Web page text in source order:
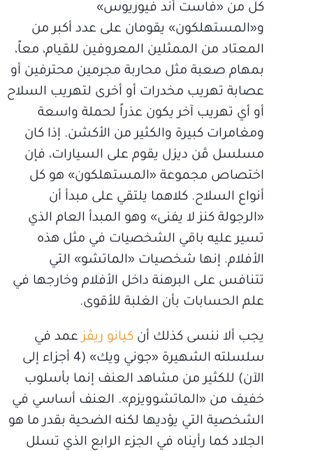
كل من «فاست أند فيوريوس»
و«المستهلكون» يقومان على عدد أكبر من
المعتاد من الممثلين المعروفين للقيام، معاً،
بمهام صعبة مثل محاربة مجرمين محترفين أو
عصابة تهريب مخدرات أو أخرى لتهريب السلاح
أو أي تهريب آخر يكون عذراً لحملة واسعة
ومغامرات كبيرة والكثير من الأكشن. إذا كان
مسلسل ڤن ديزل يقوم على السيارات، فإن
اختصاص مجموعة «المستهلكون» هو كل
أنواع السلاح. كلاهما يلتقي على مبدأ أن
«الرجولة كنز لا يفنى» وهو المبدأ العام الذي
تسير عليه باقي الشخصيات في مثل هذه
الأفلام. إنها شخصيات «الماتشو» التي
تتنافس على البرهنة داخل الأفلام وخارجها في
علم الحسابات بأن الغلبة للأقوى.
يجب ألا ننسى كذلك أن كيانو ريڤزعمد في
سلسلته الشهيرة «جوني ويك» (4 أجزاء إلى
الآن) للكثير من مشاهد العنف إنما بأسلوب
خفيف من «الماتشوويزم». العنف أساسي في
الشخصية التي يؤديها لكنه الضحية بقدر ما هو
الجلاد كما رأيناه في الجزء الرابع الذي تسلل